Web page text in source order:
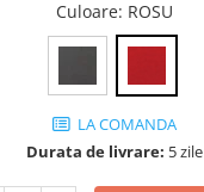
Culoare: ROSU
LA COMANDA
Durata de livrare: 5 zile